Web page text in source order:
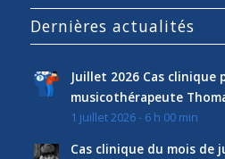
Dernières actualités
Juillet 2026 Cas clinique
musicothérapeute
1 juillet 2026 - 6 h 00 min
Cas clinique du mois de